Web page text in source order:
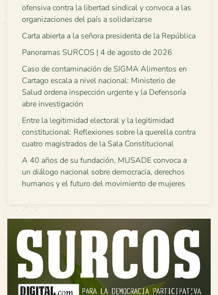
ofensiva contra la libertad sindical y convoca a las
organizaciones del país a solidarizarse
Carta abierta a la señora presidenta de la República
Panoramas SURCOS | 4 de agosto de 2026
Caso de contaminación de SIGMA Alimentos en
Cartago escala a nivel nacional: Ministerio de
Salud ordena inspección urgente y la Defensoría
abre investigación
Entre la legitimidad electoral y la legitimidad
constitucional: Reflexiones sobre la querella contra
cuatro magistrados de la Sala Constitucional
A 40 años de su fundación, MUSADE convoca a
un diálogo nacional sobre democracia, derechos
humanos y el futuro del movimiento de mujeres